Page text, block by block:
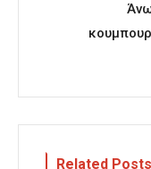
Related Posts